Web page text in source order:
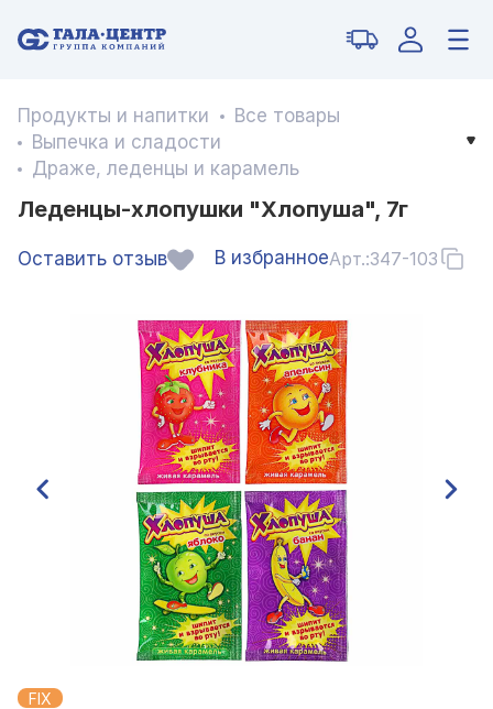
Продукты и напитки
Все товары
Выпечка и сладости
Драже, леденцы и карамель
Леденцы-хлопушки "Хлопуша", 7г
Оставить отзыв В избранноеАрт.:347-103
FIX